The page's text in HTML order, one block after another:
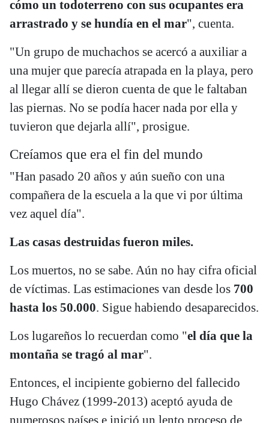
cómo un todoterreno con sus ocupantes era
arrastrado y se hundía en el mar", cuenta.
"Un grupo de muchachos se acercó a auxiliar a
una mujer que parecía atrapada en la playa, pero
al llegar allí se dieron cuenta de que le faltaban
las piernas. No se podía hacer nada por ella y
tuvieron que dejarla allí", prosigue.
Creíamos que era el fin del mundo
"Han pasado 20 años y aún sueño con una
compañera de la escuela a la que vi por última
vez aquel día".
Las casas destruidas fueron miles.
Los muertos, no se sabe. Aún no hay cifra oficial
de víctimas. Las estimaciones van desde los 700
hasta los 50.000. Sigue habiendo desaparecidos.
Los lugareños lo recuerdan como "el día que la
montaña se tragó al mar".
Entonces, el incipiente gobierno del fallecido
Hugo Chávez (1999-2013) aceptó ayuda de
numerosos países e inició un lento proceso de